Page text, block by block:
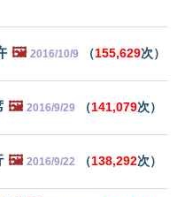
🖼️ 2016/10/9 （155,629次）
🖼️ 2016/9/29 （141,079次）
🖼️ 2016/9/22 （138,292次）